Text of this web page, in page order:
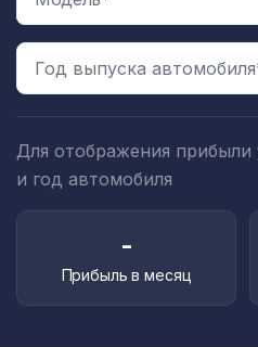
Год выпуска
Для отображения
и год автомобиля
-
Прибыль в месяц